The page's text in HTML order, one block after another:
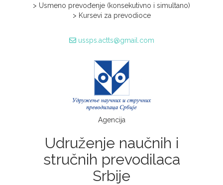
> Usmeno prevođenje (konsekutivno i simultano)
> Kursevi za prevodioce
ussps.actts@gmail.com
Agencija
Udruženje naučnih i
stručnih prevodilaca
Srbije